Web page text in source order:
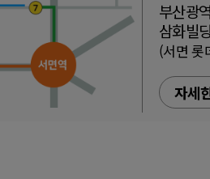
부산광
삼화빌
(서면 롯
자세